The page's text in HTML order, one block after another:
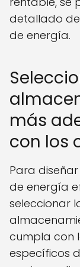
detallado
de energía.
más
con los
Para
de energía
seleccionar
cumpla con
específicos